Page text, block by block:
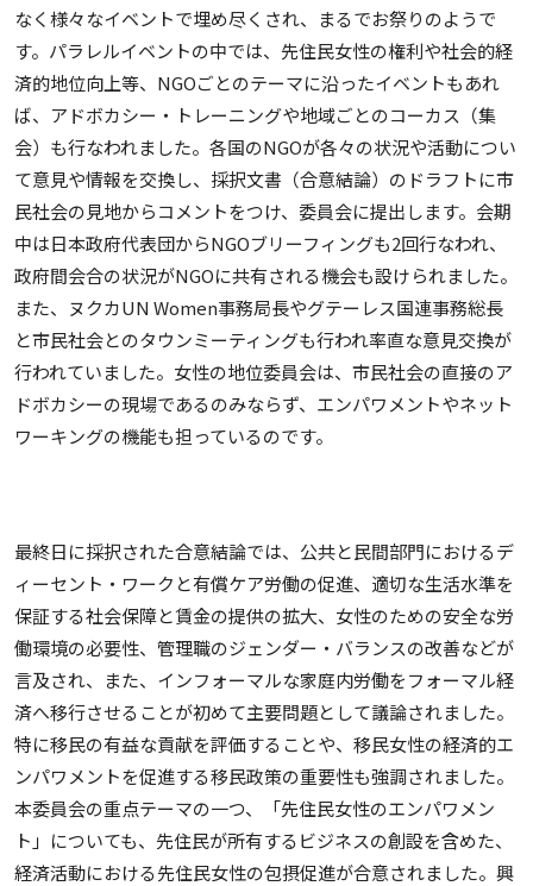
なく様々なイベントで埋め尽くされ、まるでお祭りのようで
す。パラレルイベントの中では、先住民女性の権利や社会的経
済的地位向上等、NGOごとのテーマに沿ったイベントもあれ
ば、アドボカシー・トレーニングや地域ごとのコーカス（集
会）も行なわれました。各国のNGOが各々の状況や活動につい
て意見や情報を交換し、採択文書（合意結論）のドラフトに市
民社会の見地からコメントをつけ、委員会に提出します。会期
中は日本政府代表団からNGOブリーフィングも2回行なわれ、
政府間会合の状況がNGOに共有される機会も設けられました。
また、ヌクカUN Women事務局長やグテーレス国連事務総長
と市民社会とのタウンミーティングも行われ率直な意見交換が
行われていました。女性の地位委員会は、市民社会の直接のア
ドボカシーの現場であるのみならず、エンパワメントやネット
ワーキングの機能も担っているのです。
最終日に採択された合意結論では、公共と民間部門におけるデ
ィーセント・ワークと有償ケア労働の促進、適切な生活水準を
保証する社会保障と賃金の提供の拡大、女性のための安全な労
働環境の必要性、管理職のジェンダー・バランスの改善などが
言及され、また、インフォーマルな家庭内労働をフォーマル経
済へ移行させることが初めて主要問題として議論されました。
特に移民の有益な貢献を評価することや、移民女性の経済的エ
ンパワメントを促進する移民政策の重要性も強調されました。
本委員会の重点テーマの一つ、「先住民女性のエンパワメン
ト」についても、先住民が所有するビジネスの創設を含めた、
経済活動における先住民女性の包摂促進が合意されました。興